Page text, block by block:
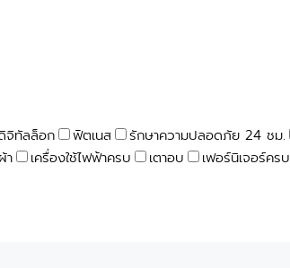
จิทัลล็อก ฟิตเนส รักษาความปลอดภัย 24 ชม.
า เครื่องใช้ไฟฟ้าครบ เตาอบ เฟอร์นิเจอร์ครบ